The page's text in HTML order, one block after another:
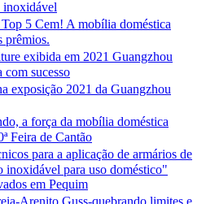
inoxidável
5 Cem! A mobília doméstica
prêmios.
exibida em 2021 Guangzhou
sucesso
exposição 2021 da Guangzhou
a força da mobília doméstica
Feira de Cantão
para a aplicação de armários de
inoxidável para uso doméstico"
em Pequim
Arenito Guss-quebrando limites e